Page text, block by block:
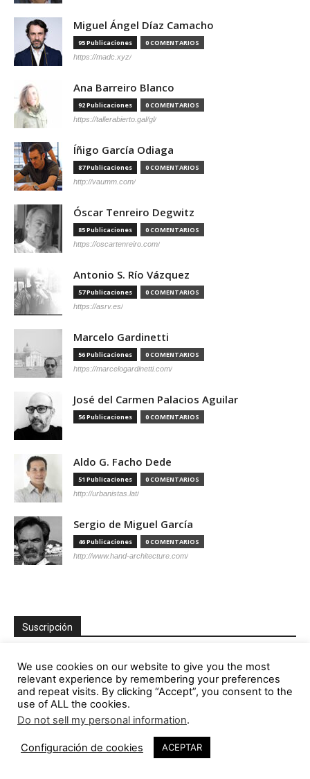
Miguel Ángel Díaz Camacho
95 Publicaciones 0 COMENTARIOS
https://madc.xyz/
Ana Barreiro Blanco
92 Publicaciones 0 COMENTARIOS
https://tallerabierto.gal/gl/
Íñigo García Odiaga
87 Publicaciones 0 COMENTARIOS
http://vaumm.com/
Óscar Tenreiro Degwitz
85 Publicaciones 0 COMENTARIOS
https://oscartenreiro.com/
Antonio S. Río Vázquez
57 Publicaciones 0 COMENTARIOS
https://asrv.es/
Marcelo Gardinetti
56 Publicaciones 0 COMENTARIOS
https://marcelogardinetti.com/
José del Carmen Palacios Aguilar
56 Publicaciones 0 COMENTARIOS
Aldo G. Facho Dede
51 Publicaciones 0 COMENTARIOS
http://urbanistas.lat/
Sergio de Miguel García
46 Publicaciones 0 COMENTARIOS
http://www.hand-architecture.com/
Suscripción
We use cookies on our website to give you the most
relevant experience by remembering your preferences
and repeat visits. By clicking “Accept”, you consent to the
use of ALL the cookies.
Do not sell my personal information.
Configuración de cookies ACEPTAR